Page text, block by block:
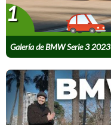
Galería de BMW Serie 3 2023
1